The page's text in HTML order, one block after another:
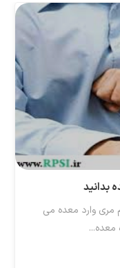
بدانید
مری وارد معده می